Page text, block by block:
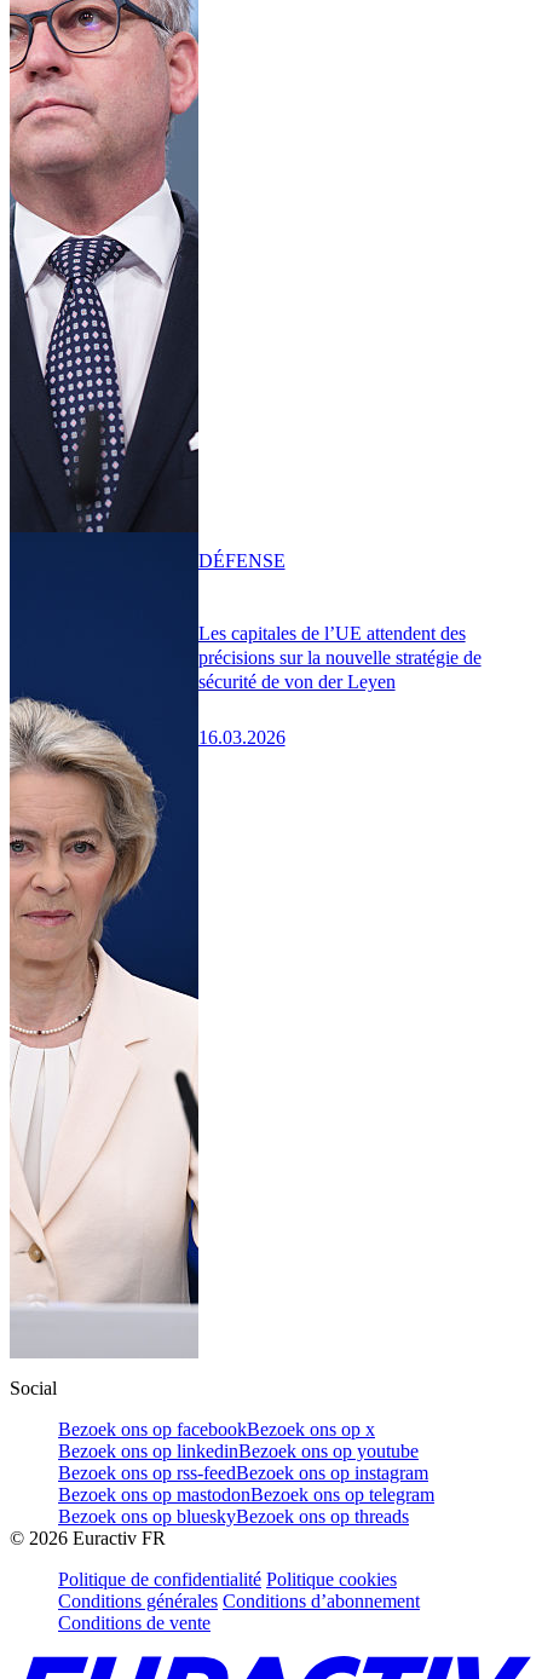
Les capitales de l’UE attendent des
précisions sur la nouvelle stratégie de
sécurité de von der Leyen
16.03.2026
DÉFENSE
Social
Bezoek ons op facebookBezoek ons op x
Bezoek ons op linkedinBezoek ons op youtube
Bezoek ons op rss-feedBezoek ons op instagram
Bezoek ons op mastodonBezoek ons op telegram
Bezoek ons op blueskyBezoek ons op threads
© 2026 Euractiv FR
Politique de confidentialité Politique cookies
Conditions générales Conditions d’abonnement
Conditions de vente